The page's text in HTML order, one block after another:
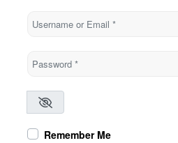
Username or Email
Password*
Remember Me